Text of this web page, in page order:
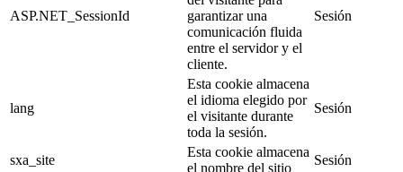
ASP.NET_SessionId
garantizar una
comunicación fluida
entre el servidor y el
cliente.
Sesión
lang
Esta cookie almacena
el idioma elegido por
el visitante durante
toda la sesión.
Sesión
sxa_site
Esta cookie almacena
el nombre del sitio
Sesión